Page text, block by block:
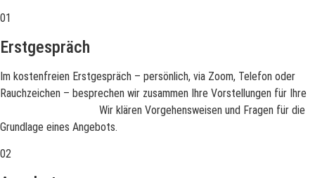
01
Erstgespräch
Im kostenfreien Erstgespräch – persönlich, via Zoom, Telefon oder
Rauchzeichen – besprechen wir zusammen Ihre Vorstellungen für Ihre
Wir klären Vorgehensweisen und Fragen für die
Grundlage eines Angebots.
02